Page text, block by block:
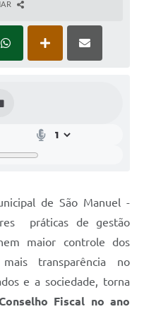
de São Manuel -
práticas de gestão
maior controle dos
transparência no
e a sociedade, torna
Fiscal no ano